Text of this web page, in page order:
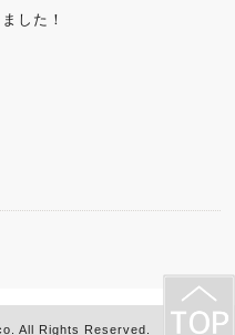
した！
. All Rights Reserved.